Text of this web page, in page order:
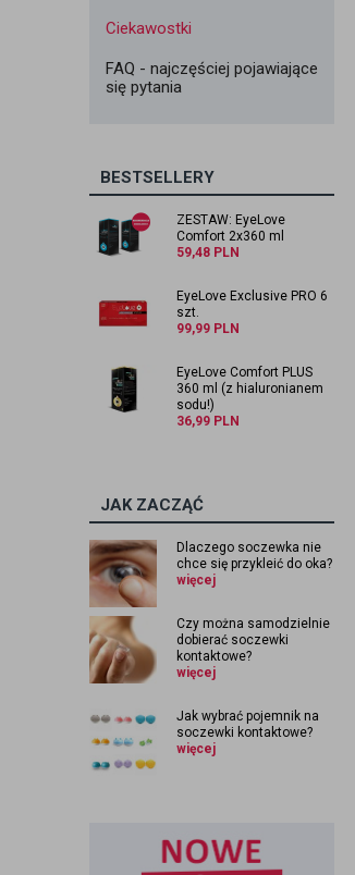
Ciekawostki
FAQ - najczęściej pojawiające
się pytania
BESTSELLERY
ZESTAW: EyeLove
Comfort 2x360 ml
59,48 PLN
EyeLove Exclusive PRO 6
szt.
99,99 PLN
EyeLove Comfort PLUS
360 ml (z hialuronianem
sodu!)
36,99 PLN
JAK ZACZĄĆ
Dlaczego soczewka nie
chce się przykleić do oka?
więcej
Czy można samodzielnie
dobierać soczewki
kontaktowe?
więcej
Jak wybrać pojemnik na
soczewki kontaktowe?
więcej